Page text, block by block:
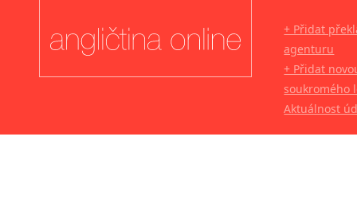
+ Přidat
agenturu
+ Přidat
soukromého
Aktuálnost